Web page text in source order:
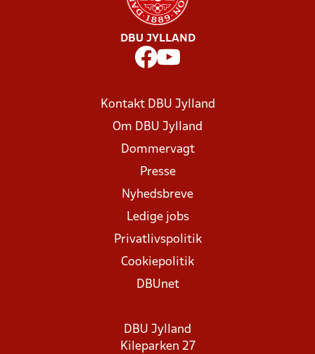
DBU JYLLAND
Kontakt DBU Jylland
Om DBU Jylland
Dommervagt
Presse
Nyhedsbreve
Ledige jobs
Privatlivspolitik
Cookiepolitik
DBUnet
DBU Jylland
Kileparken 27